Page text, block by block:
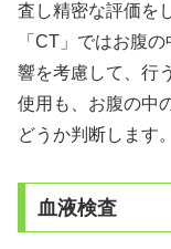
査し精密な評価を
「CT」ではお腹
響を考慮して、行
使用も、お腹の中
どうか判断します。
血液検査